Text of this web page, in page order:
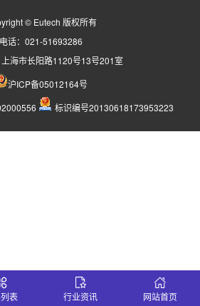
© Eutech 版权所有
电话：021-51693286
海市长阳路1120号13号201室
沪ICP备05012164号
标识编号20130618173953223
表 行业资讯 网站首页